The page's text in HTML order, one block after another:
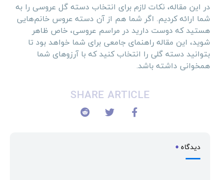
در این مقاله، نکات لازم برای انتخاب دسته گل عروسی را به
شما ارائه کردیم. اگر شما هم از آن دسته عروس خانم‌هایی
هستید که دوست دارید در مراسم عروسی، خاص ظاهر
شوید، این مقاله راهنمای جامعی برای شما خواهد بود تا
بتوانید دسته گلی را انتخاب کنید که با آرزوهای شما
همخوانی داشته باشد.
SHARE ARTICLE
دیدگاه 0